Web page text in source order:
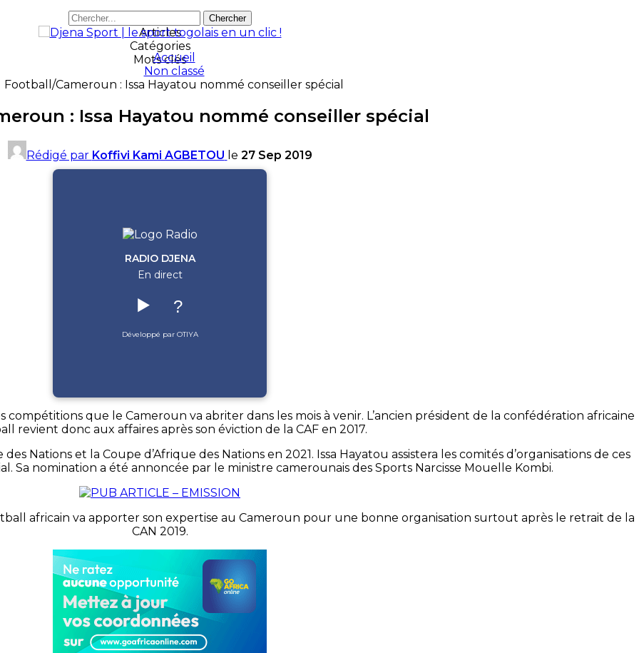
Articles
Catégories
Mots clés
Accueil
Non classé
Football/Cameroun : Issa Hayatou nommé conseiller spécial
: Issa Hayatou nommé conseiller spécial
Rédigé par Koffivi Kami AGBETOU le 27 Sep 2019
RADIO DJENA
En direct
▶️ ?
Développé par OTIYA
compétitions que le Cameroun va abriter dans les mois à venir. L’ancien président de la confédération africaine
revient donc aux affaires après son éviction de la CAF en 2017.
Nations et la Coupe d’Afrique des Nations en 2021. Issa Hayatou assistera les comités d’organisations de ces
Sa nomination a été annoncée par le ministre camerounais des Sports Narcisse Mouelle Kombi.
africain va apporter son expertise au Cameroun pour une bonne organisation surtout après le retrait de la
CAN 2019.